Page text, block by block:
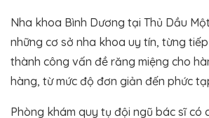
Nha khoa Bình Dương tại Thủ Dầu
những cơ sở nha khoa uy tín, từng
thành công vấn đề răng miệng cho
hàng, từ mức độ đơn giản đến phức
Phòng khám quy tụ đội ngũ bác sĩ có